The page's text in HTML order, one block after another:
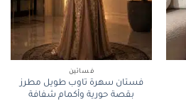
فساتين
فستان سهرة تاوب طويل مطرز
بقصة حورية وأكمام شفافة